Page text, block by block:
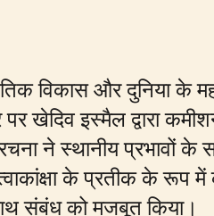
विकास और दुनिया के
इस्मैल द्वारा
ने स्थानीय प्रभावों के
के प्रतीक के रूप
संबंध को मजबूत किया।